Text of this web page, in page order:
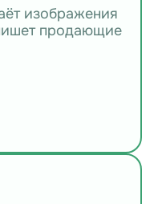
изображения
продающие